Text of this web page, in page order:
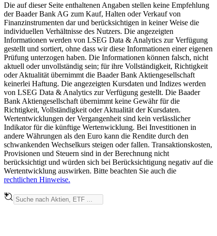
Die auf dieser Seite enthaltenen Angaben stellen keine Empfehlung
der Baader Bank AG zum Kauf, Halten oder Verkauf von
Finanzinstrumenten dar und berücksichtigen in keiner Weise die
individuellen Verhältnisse des Nutzers. Die angezeigten
Informationen werden von LSEG Data & Analytics zur Verfügung
gestellt und sortiert, ohne dass wir diese Informationen einer eigenen
Prüfung unterzogen haben. Die Informationen können falsch, nicht
aktuell oder unvollständig sein; für ihre Vollständigkeit, Richtigkeit
oder Aktualität übernimmt die Baader Bank Aktiengesellschaft
keinerlei Haftung. Die angezeigten Kursdaten und Indizes werden
von LSEG Data & Analytics zur Verfügung gestellt. Die Baader
Bank Aktiengesellschaft übernimmt keine Gewähr für die
Richtigkeit, Vollständigkeit oder Aktualität der Kursdaten.
Wertentwicklungen der Vergangenheit sind kein verlässlicher
Indikator für die künftige Wertenwicklung. Bei Investitionen in
andere Währungen als den Euro kann die Rendite durch den
schwankenden Wechselkurs steigen oder fallen. Transaktionskosten,
Provisionen und Steuern sind in der Berechnung nicht
berücksichtigt und würden sich bei Berücksichtigung negativ auf die
Wertentwicklung auswirken. Bitte beachten Sie auch die
rechtlichen Hinweise.